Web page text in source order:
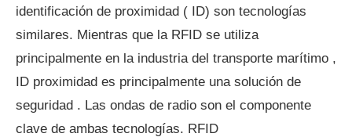
identificación de proximidad ( ID) son tecnologías
similares. Mientras que la RFID se utiliza
principalmente en la industria del transporte marítimo ,
ID proximidad es principalmente una solución de
seguridad . Las ondas de radio son el componente
clave de ambas tecnologías. RFID